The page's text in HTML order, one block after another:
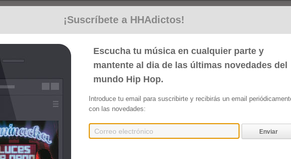
¡Suscríbete a HHAdictos!
Escucha tu música en cualquier parte y
mantente al dia de las últimas novedades del
mundo Hip Hop.
Introduce tu email para suscribirte y recibirás un email
con las novedades:
Enviar